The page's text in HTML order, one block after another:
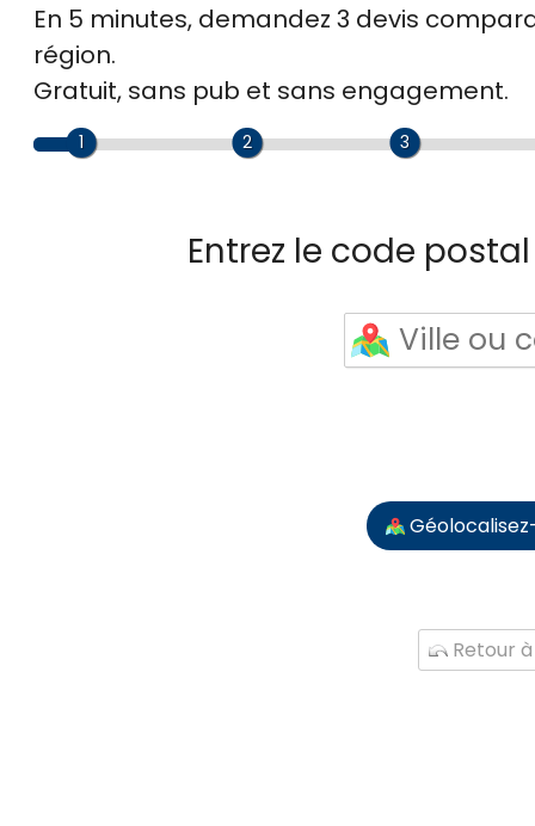
En 5 minutes, demandez 3 devis
région.
Gratuit, sans pub et sans engagement.
1 2 3
Entrez le code
Retour